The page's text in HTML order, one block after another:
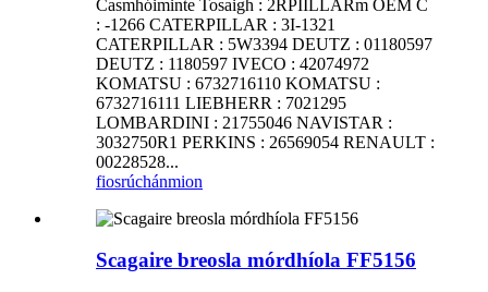
Casmhóiminte Tosaigh : 2RPIILLARm OEM C
: -1266 CATERPILLAR : 3I-1321
CATERPILLAR : 5W3394 DEUTZ : 01180597
DEUTZ : 1180597 IVECO : 42074972
KOMATSU : 6732716110 KOMATSU :
6732716111 LIEBHERR : 7021295
LOMBARDINI : 21755046 NAVISTAR :
3032750R1 PERKINS : 26569054 RENAULT :
00228528...
fiosrúchánmion
Scagaire breosla mórdhíola FF5156